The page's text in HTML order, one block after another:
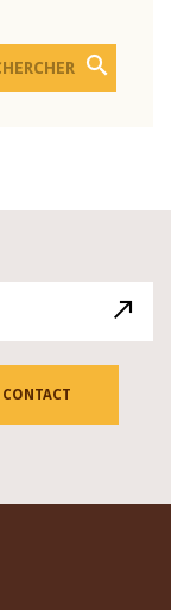
CONTACT